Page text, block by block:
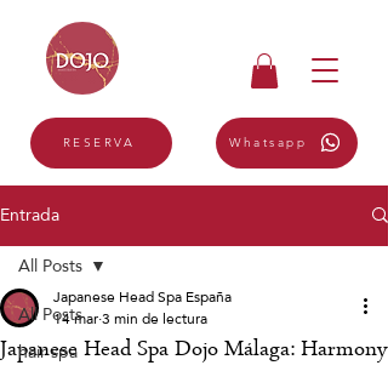
RESERVA Whatsapp
Entrada
All Posts
hair spa
All Posts
Japanese Head Spa Dojo Málaga: Harmony
Japanese Head Spa España
14 mar3 min de lectura